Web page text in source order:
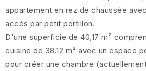
appartement en rez de chaussée
accès par petit portillon.
D'une superficie de 40,17 m²
cuisine de 38.12 m² avec un espace
pour créer une chambre